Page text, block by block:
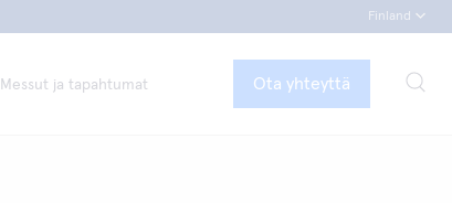
Finland
Messut ja tapahtumat Ota yhteyttä